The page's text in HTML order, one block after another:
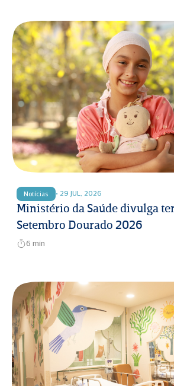
Notícias • 29 JUL, 2026
Ministério da Saúde divulga
Setembro Dourado 2026
6 min